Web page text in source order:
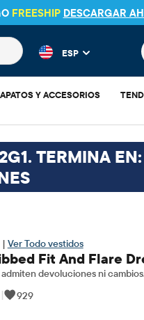
FREESHIP DESCARGAR
populares y los
ESP
Y ACCESORIOS
TERMINA EN:
| Ver Todo vestidos
Fit And Flare
admiten devoluciones ni
|
929